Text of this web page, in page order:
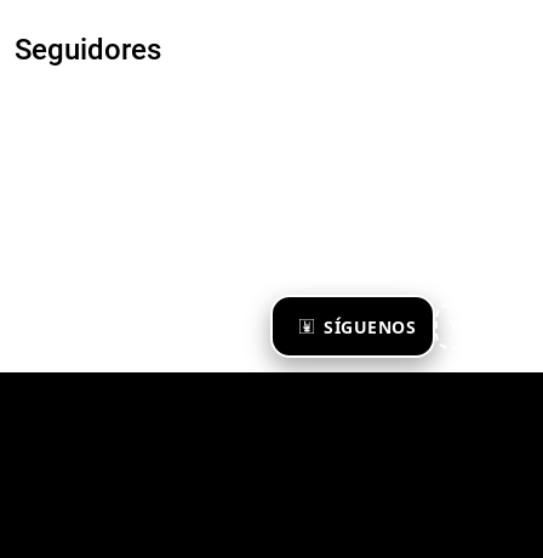
SÍGUENOS
Seguidores